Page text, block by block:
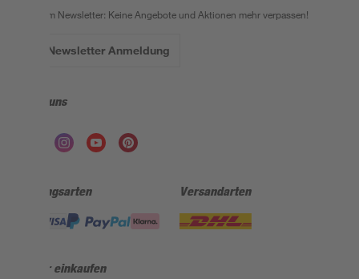
Der toom Newsletter: Keine Angebote und Aktionen mehr verpassen!
Zur Newsletter Anmeldung
Folge uns
Zahlungsarten Versandarten
Sicher einkaufen